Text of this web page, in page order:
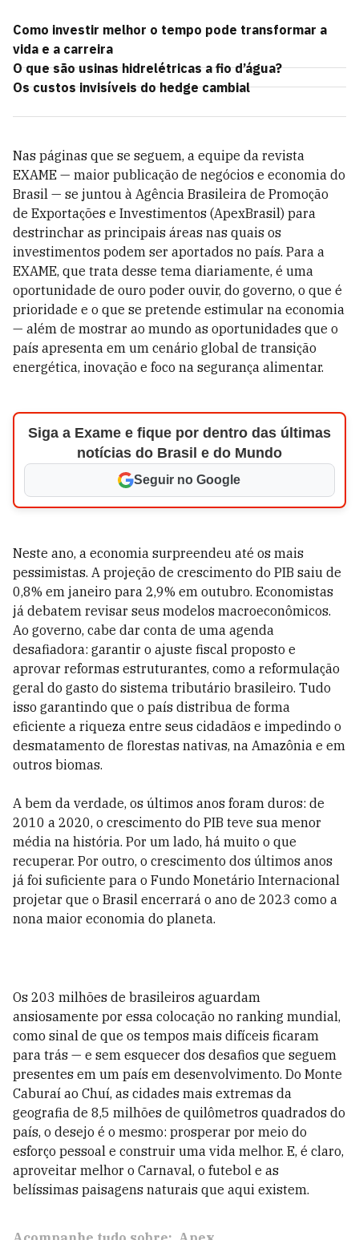
Como investir melhor o tempo pode transformar a
vida e a carreira
O que são usinas hidrelétricas a fio d’água?
Os custos invisíveis do hedge cambial
Nas páginas que se seguem, a equipe da revista
EXAME — maior publicação de negócios e economia do
Brasil — se juntou à Agência Brasileira de Promoção
de Exportações e Investimentos (ApexBrasil) para
destrinchar as principais áreas nas quais os
investimentos podem ser aportados no país. Para a
EXAME, que trata desse tema diariamente, é uma
oportunidade de ouro poder ouvir, do governo, o que é
prioridade e o que se pretende estimular na economia
— além de mostrar ao mundo as oportunidades que o
país apresenta em um cenário global de transição
energética, inovação e foco na segurança alimentar.
Siga a Exame e fique por dentro das últimas
notícias do Brasil e do Mundo
Seguir no Google
Neste ano, a economia surpreendeu até os mais
pessimistas. A projeção de crescimento do PIB saiu de
0,8% em janeiro para 2,9% em outubro. Economistas
já debatem revisar seus modelos macroeconômicos.
Ao governo, cabe dar conta de uma agenda
desafiadora: garantir o ajuste fiscal proposto e
aprovar reformas estruturantes, como a reformulação
geral do gasto do sistema tributário brasileiro. Tudo
isso garantindo que o país distribua de forma
eficiente a riqueza entre seus cidadãos e impedindo o
desmatamento de florestas nativas, na Amazônia e em
outros biomas.
A bem da verdade, os últimos anos foram duros: de
2010 a 2020, o crescimento do PIB teve sua menor
média na história. Por um lado, há muito o que
recuperar. Por outro, o crescimento dos últimos anos
já foi suficiente para o Fundo Monetário Internacional
projetar que o Brasil encerrará o ano de 2023 como a
nona maior economia do planeta.
Os 203 milhões de brasileiros aguardam
ansiosamente por essa colocação no ranking mundial,
como sinal de que os tempos mais difíceis ficaram
para trás — e sem esquecer dos desafios que seguem
presentes em um país em desenvolvimento. Do Monte
Caburaí ao Chuí, as cidades mais extremas da
geografia de 8,5 milhões de quilômetros quadrados do
país, o desejo é o mesmo: prosperar por meio do
esforço pessoal e construir uma vida melhor. E, é claro,
aproveitar melhor o Carnaval, o futebol e as
belíssimas paisagens naturais que aqui existem.